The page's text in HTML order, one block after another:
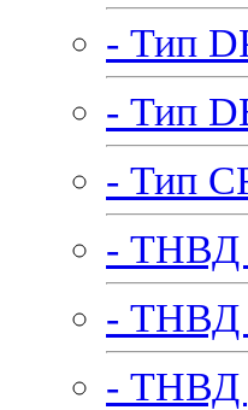
- Тип
- Тип
- Тип
- ТНВД
- ТНВД
- ТНВД